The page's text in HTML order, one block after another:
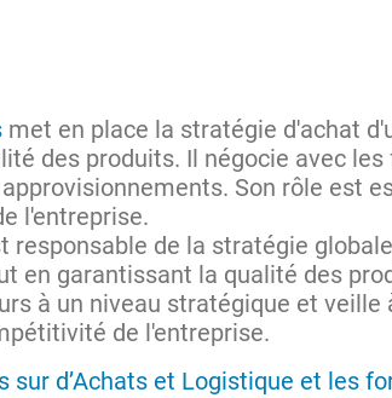
met en place la stratégie d'achat
des produits. Il négocie avec
Son rôle est
l'entreprise.
responsable de la stratégie
en garantissant la qualité des
à un niveau stratégique et
de l'entreprise.
sur d’Achats et Logistique et les